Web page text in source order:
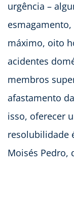
urgência –
máximo, oito
acidentes
membros
afastamento
isso, oferecer
resolubilidade
Moisés Pedro,